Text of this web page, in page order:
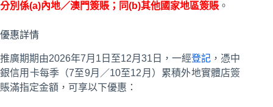
分別係(a)內地／澳門簽賬 ；同(b)其他國家地區簽賬 。
優惠詳情
推廣期期由2026年7月1日至12月31日，一經登記 ，憑中
銀信用卡每季（7至9月／10至12月）累積外地實體店簽
賬滿指定金額，可享以下優惠：